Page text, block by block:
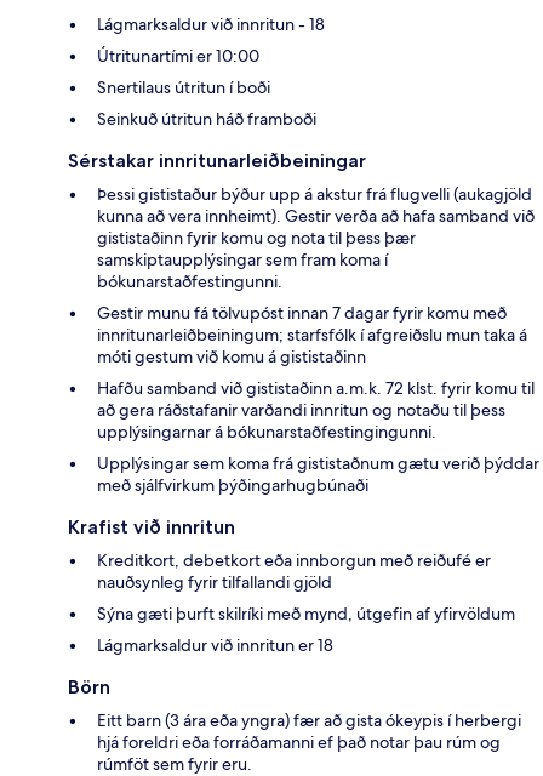
Lágmarksaldur við innritun - 18
Útritunartími er 10:00
Snertilaus útritun í boði
Seinkuð útritun háð framboði
Sérstakar innritunarleiðbeiningar
Þessi gististaður býður upp á akstur frá flugvelli (aukagjöld
kunna að vera innheimt). Gestir verða að hafa samband við
gististaðinn fyrir komu og nota til þess þær
samskiptaupplýsingar sem fram koma í
bókunarstaðfestingunni.
Gestir munu fá tölvupóst innan 7 dagar fyrir komu með
innritunarleiðbeiningum; starfsfólk í afgreiðslu mun taka á
móti gestum við komu á gististaðinn
Hafðu samband við gististaðinn a.m.k. 72 klst. fyrir komu til
að gera ráðstafanir varðandi innritun og notaðu til þess
upplýsingarnar á bókunarstaðfestingingunni.
Upplýsingar sem koma frá gististaðnum gætu verið þýddar
með sjálfvirkum þýðingarhugbúnaði
Krafist við innritun
Kreditkort, debetkort eða innborgun með reiðufé er
nauðsynleg fyrir tilfallandi gjöld
Sýna gæti þurft skilríki með mynd, útgefin af yfirvöldum
Lágmarksaldur við innritun er 18
Börn
Eitt barn (3 ára eða yngra) fær að gista ókeypis í herbergi
hjá foreldri eða forráðamanni ef það notar þau rúm og
rúmföt sem fyrir eru.